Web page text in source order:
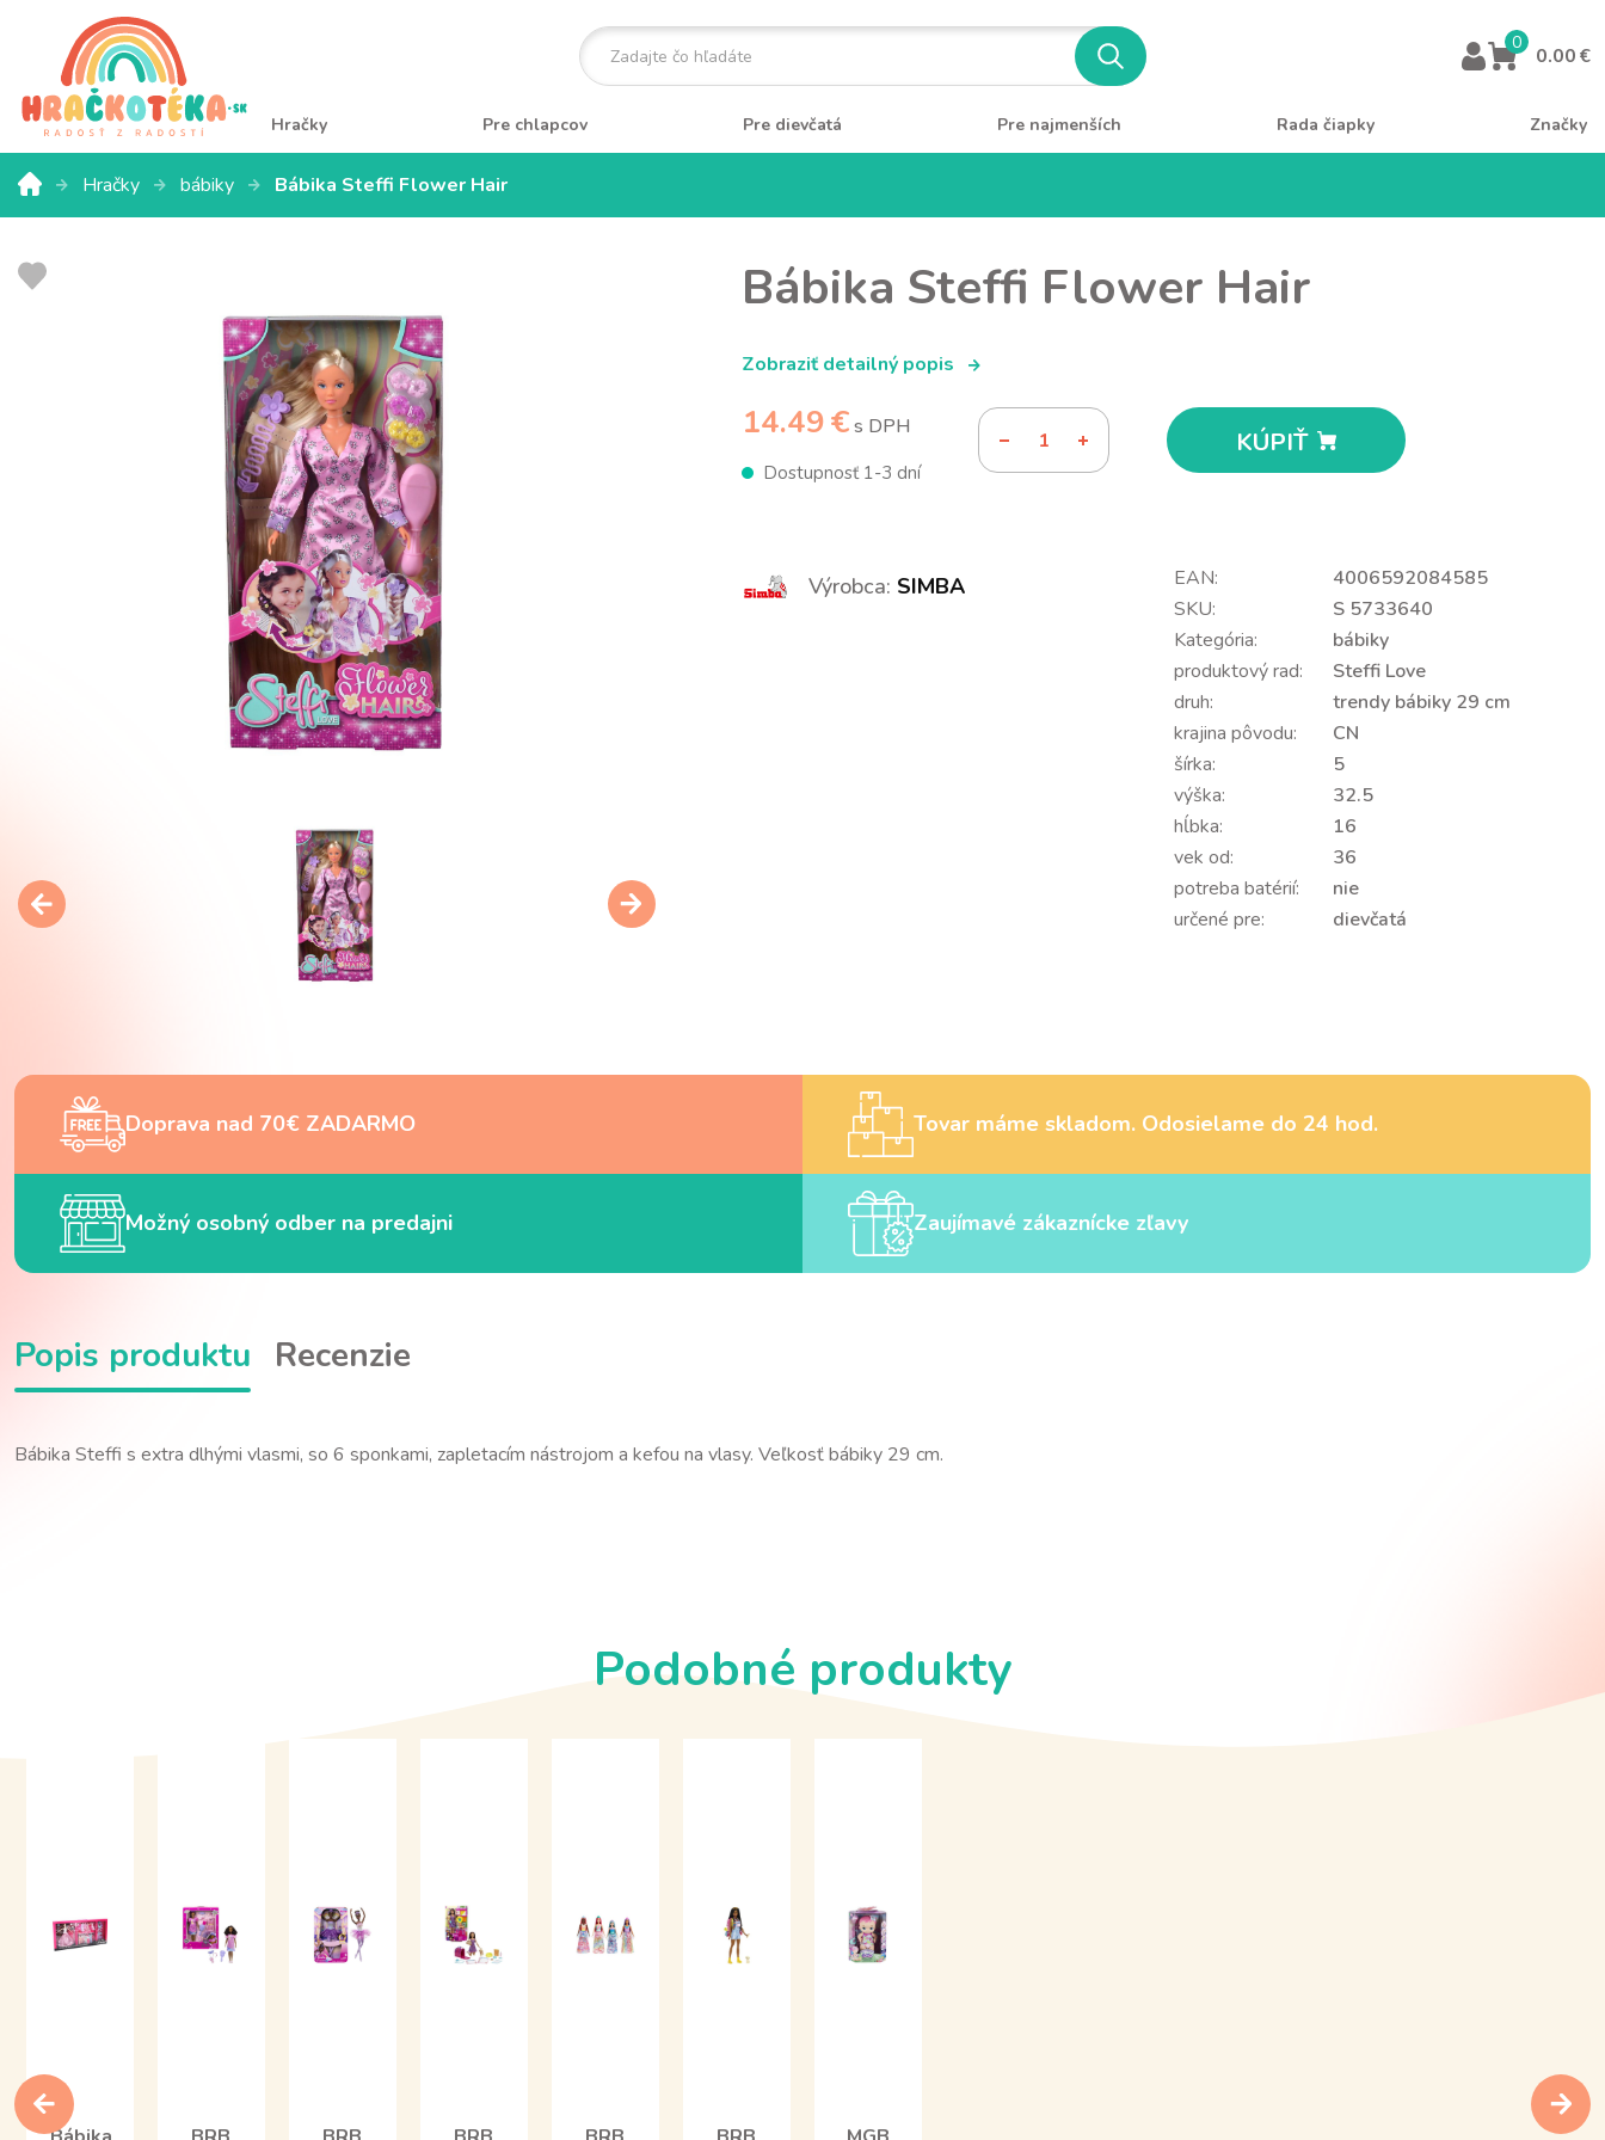
0
0.00 €
Hračky Pre chlapcov Pre dievčatá Pre najmenších Rada čiapky Značky
Hračky bábiky Bábika Steffi Flower Hair
Bábika Steffi Flower Hair
Zobraziť detailný popis
14.49 € s DPH
Dostupnosť 1-3 dní
KÚPIŤ
Výrobca: SIMBA EAN:
4006592084585
SKU:
S 5733640
Kategória:
bábiky
produktový rad:
Steffi Love
druh:
trendy bábiky 29 cm
krajina pôvodu:
CN
šírka:
5
výška:
32.5
hĺbka:
16
vek od:
36
potreba batérií:
nie
určené pre:
dievčatá
Doprava nad 70€ ZADARMO Tovar máme skladom. Odosielame do 24 hod.
Možný osobný odber na predajni Zaujímavé zákaznícke zľavy
Popis produktu Recenzie
Bábika Steffi s extra dlhými vlasmi, so 6 sponkami, zapletacím nástrojom a kefou na vlasy. Veľkosť bábiky 29 cm.
Podobné produkty